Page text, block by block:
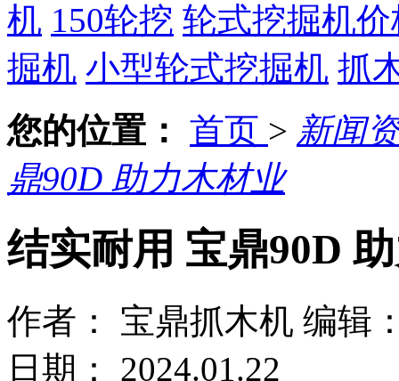
机 150轮挖 轮式挖掘机
掘机 小型轮式挖掘机 抓
您的位置： 首页 > 新闻
鼎90D 助力木材业
结实耐用 宝鼎90D
作者： 宝鼎抓木机 编辑
日期： 2024.01.22